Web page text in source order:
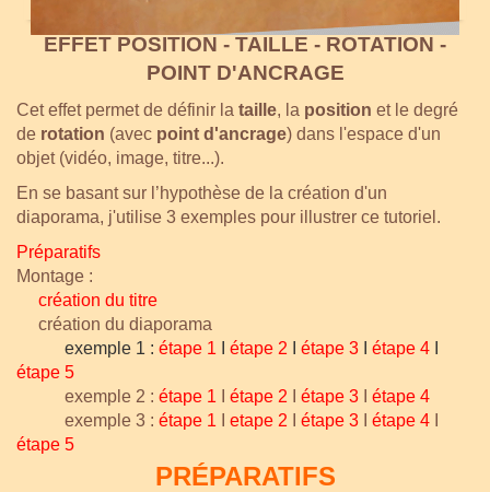
EFFET POSITION - TAILLE - ROTATION -
POINT D'ANCRAGE
Cet effet permetde définir la taille, la position et le degré
de rotation (avec point d'ancrage) dans l'espace d'un
objet (vidéo, image, titre...).
En se basant sur l’hypothèse de la création d'un
diaporama, j'utilise 3 exemples pour illustrer ce tutoriel.
Préparatifs
Montage :
création du titre
création du diaporama
exemple 1 : étape 1 étape 2 étape 3 étape 4
étape 5
exemple 2 : étape 1 étape 2 étape 3
étape 4
exemple 3 : étape 1 etape 2 étape 3 étape 4
étape 5
PRÉPARATIFS